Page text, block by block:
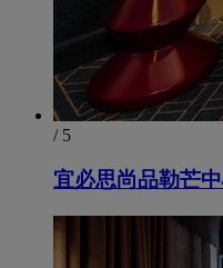
/ 5
宜必思尚品勒芒